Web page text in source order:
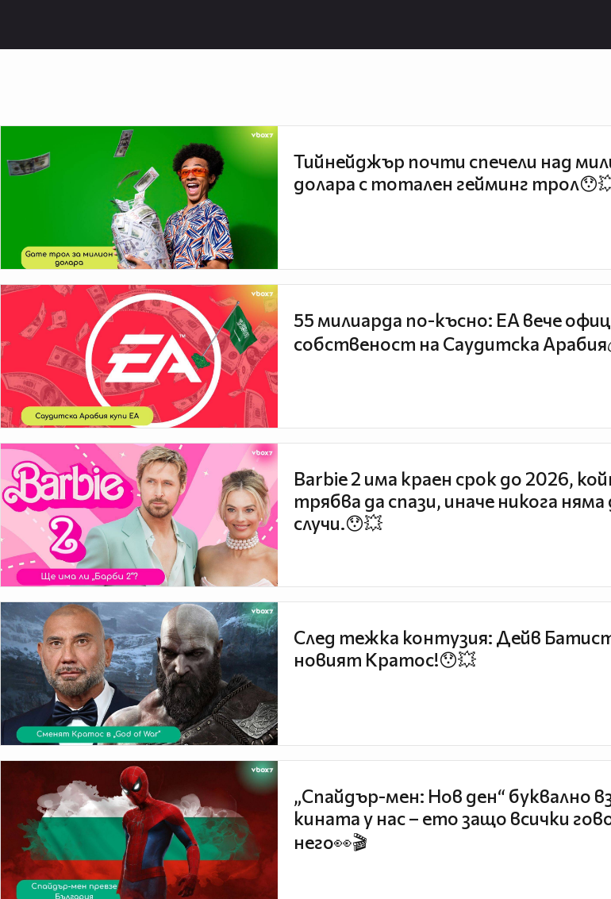
Тийнейджър почти спечели над
долара с тотален гейминг
55 милиарда по-късно: EA вече
собственост на Саудитска
Barbie 2 има краен срок до 2026,
трябва да спази, иначе никога няма
случи.😯💥
След тежка контузия: Дейв
новият Кратос!😯💥
„Спайдър-мен: Нов ден“ буквално
кината у нас – ето защо всички
него👀🎬